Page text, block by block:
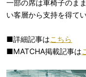
一部の席は車椅子のま
い客層から支持を得てい
■詳細記事はこちら
■MATCHA掲載記事は